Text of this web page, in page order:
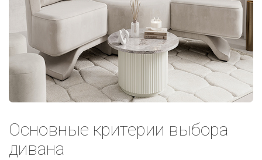
Основные критерии выбора
дивана